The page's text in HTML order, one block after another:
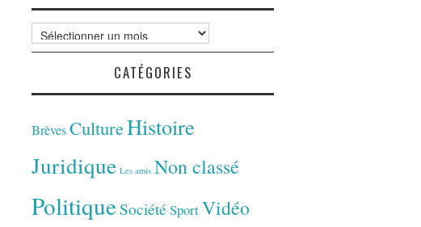
Archives
CATÉGORIES
BrèvesCultureHistoire
Juridique Les amis Non classé
PolitiqueSociété SportVidéo